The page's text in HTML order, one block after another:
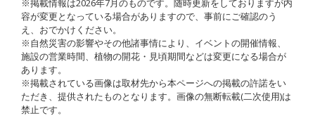
※掲載情報は2026年7月のものです。随時更新をしておりますが内
容が変更となっている場合がありますので、事前にご確認のう
え、おでかけください。
※自然災害の影響やその他諸事情により、イベントの開催情報、
施設の営業時間、植物の開花・見頃期間などは変更になる場合が
あります。
※掲載されている画像は取材先から本ページへの掲載の許諾をい
ただき、提供されたものとなります。画像の無断転載(二次使用)は
禁止です。